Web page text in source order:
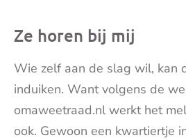
Ze horen bij mij
Wie zelf aan de slag wil, kan
induiken. Want volgens de
omaweetraad.nl werkt het
ook. Gewoon een kwartiertje